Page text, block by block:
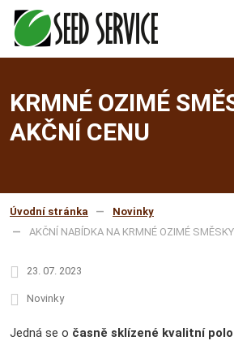
KRMNÉ OZIMÉ
AKČNÍ CENU
Úvodní stránka
Novinky
AKČNÍ NABÍDKA NA KRMNÉ OZIMÉ
23. 07. 2023
Novinky
Jedná se o časně sklízené kvalitní